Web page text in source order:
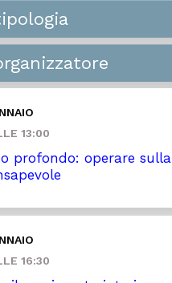
13:00
profondo: operare sulla
16:30